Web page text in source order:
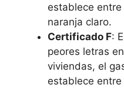
establece entre
naranja claro.
Certificado F:
peores letras
viviendas, el
establece entre